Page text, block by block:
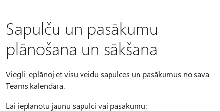
Sapulču un pasākumu
plānošana un sākšana
Viegli ieplānojiet visu veidu sapulces un pasākumus no sava
Teams kalendāra.
Lai ieplānotu jaunu sapulci vai pasākumu: